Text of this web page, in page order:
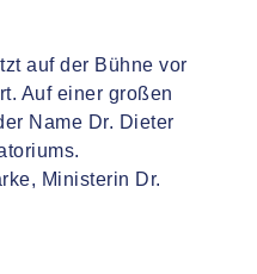
Ministerin Dr.